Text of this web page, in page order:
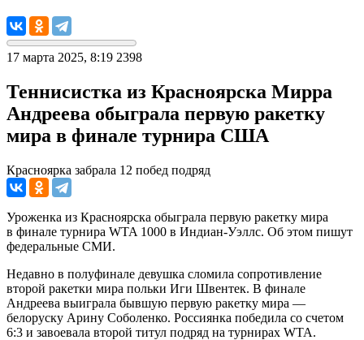
17 марта 2025, 8:19 2398
Теннисистка из Красноярска Мирра
Андреева обыграла первую ракетку
мира в финале турнира США
Красноярка забрала 12 побед подряд
Уроженка из Красноярска обыграла первую ракетку мира
в финале турнира WTA 1000 в Индиан-Уэллс. Об этом пишут
федеральные СМИ.
Недавно в полуфинале девушка сломила сопротивление
второй ракетки мира польки Иги Швентек. В финале
Андреева выиграла бывшую первую ракетку мира —
белоруску Арину Соболенко. Россиянка победила со счетом
6:3 и завоевала второй титул подряд на турнирах WTA.